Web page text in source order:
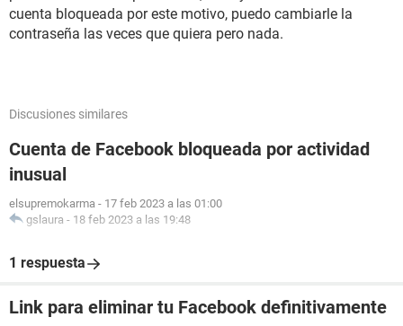
cuenta bloqueada por este motivo, puedo cambiarle la
contraseña las veces que quiera pero nada.
Discusiones similares
Cuenta de Facebook bloqueada por actividad
inusual
elsupremokarma - 17 feb 2023 a las 01:00
gslaura - 18 feb 2023 a las 19:48
1 respuesta
Link para eliminar tu Facebook definitivamente